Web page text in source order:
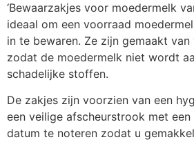
‘Bewaarzakjes voor moedermelk
ideaal om een voorraad
in te bewaren. Ze zijn gemaakt
zodat de moedermelk niet wordt
schadelijke stoffen.
De zakjes zijn voorzien van een
een veilige afscheurstrook met
datum te noteren zodat u